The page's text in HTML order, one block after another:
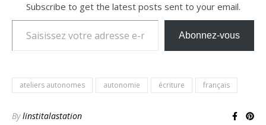
Subscribe to get the latest posts sent to your email.
Saisissez votre adresse e-mail…
Abonnez-vous
ateliers autonomes autonomie écriture français
Bylinstitalastation